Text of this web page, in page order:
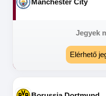
Manchester City
Jegyek
Elérhető